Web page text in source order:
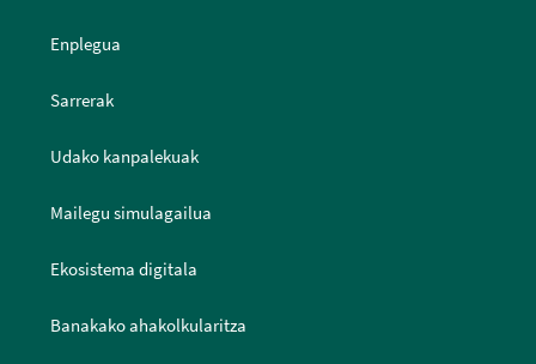
Enplegua
Sarrerak
Udako kanpalekuak
Mailegu simulagailua
Ekosistema digitala
Banakako ahakolkularitza